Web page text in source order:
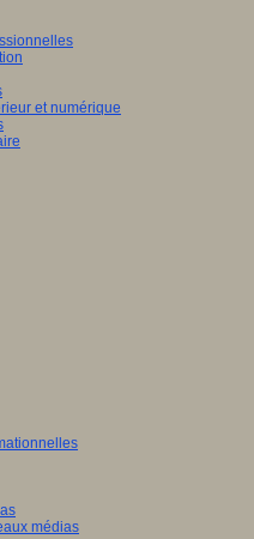
et numérique
médias